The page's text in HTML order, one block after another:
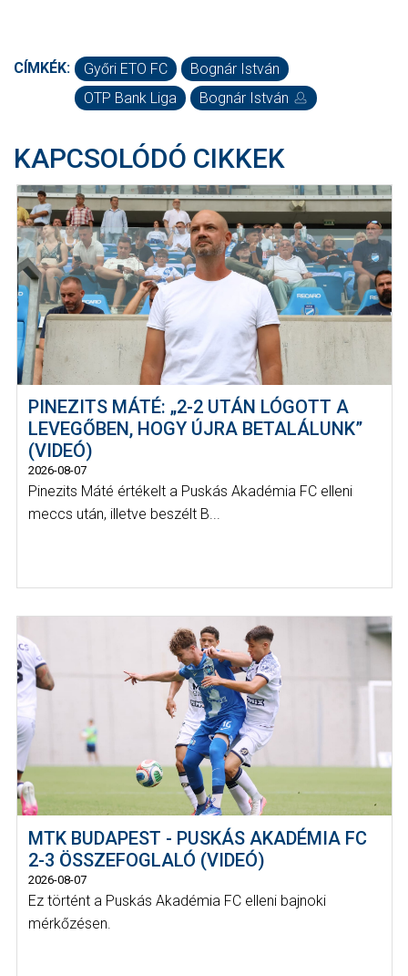
CÍMKÉK: Győri ETO FC
Bognár István
OTP Bank Liga
Bognár István
KAPCSOLÓDÓ CIKKEK
PINEZITS MÁTÉ: „2-2 UTÁN LÓGOTT A
LEVEGŐBEN, HOGY ÚJRA BETALÁLUNK”
(VIDEÓ)
2026-08-07
Pinezits Máté értékelt a Puskás Akadémia FC elleni
meccs után, illetve beszélt B...
MTK BUDAPEST - PUSKÁS AKADÉMIA FC
2-3 ÖSSZEFOGLALÓ (VIDEÓ)
2026-08-07
Ez történt a Puskás Akadémia FC elleni bajnoki
mérkőzésen.